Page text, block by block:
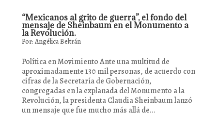
“Mexicanos al grito de guerra”, el fondo del
mensaje de Sheinbaum en el Monumento a
la Revolución.
Por: Angélica Beltrán
Política en Movimiento Ante una multitud de
aproximadamente 130 mil personas, de acuerdo con
cifras de la Secretaría de Gobernación,
congregadas en la explanada del Monumento a la
Revolución, la presidenta Claudia Sheinbaum lanzó
un mensaje que fue mucho más allá de...